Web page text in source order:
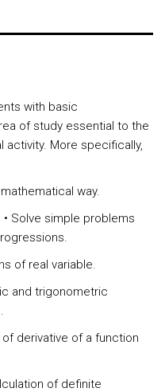
with basic
of study essential to the
More specifically,
way.
Solve simple problems
of real variable.
and trigonometric
derivative of a function
of definite